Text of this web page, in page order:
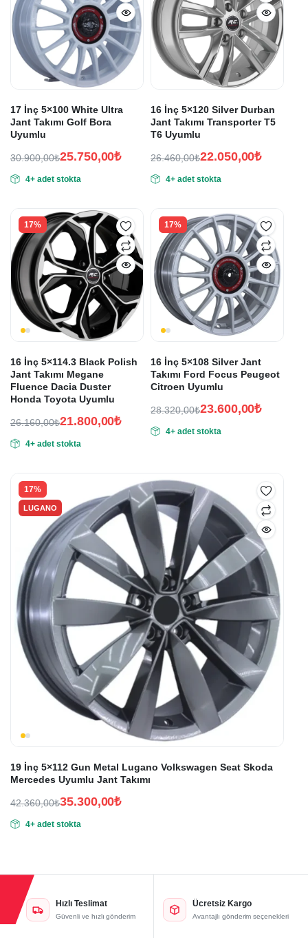
17 İnç 5×100 White Ultra
Jant Takımı Golf Bora
Uyumlu
30.900,00₺
fiyat:
25.750,00₺
andaki
25.750,00₺.
4+ adet stokta
16 İnç 5×120 Silver Durban
Jant Takımı Transporter T5
T6 Uyumlu
26.460,00₺
fiyat:
22.050,00₺
andaki
22.050,00₺.
4+ adet stokta
17%
16 İnç 5×114.3 Black Polish
Jant Takımı Megane
Fluence Dacia Duster
Honda Toyota Uyumlu
26.160,00₺
fiyat:
21.800,00₺
andaki
21.800,00₺.
4+ adet stokta
17%
16 İnç 5×108 Silver Jant
Takımı Ford Focus Peugeot
Citroen Uyumlu
28.320,00₺
fiyat:
23.600,00₺
andaki
4+ adet stokta
17%
LUGANO
19 İnç 5×112 Gun Metal Lugano Volkswagen Seat Skoda
Mercedes Uyumlu Jant Takımı
42.360,00₺
fiyat:
35.300,00₺
andaki
4+ adet stokta
Hızlı Teslimat
Güvenli ve hızlı gönderim
Ücretsiz Kargo
Avantajlı gönderim seçenekleri